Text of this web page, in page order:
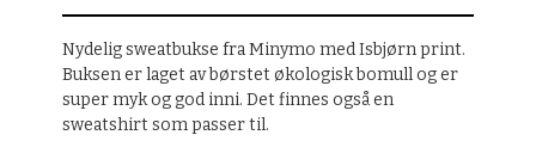
Nydelig sweatbukse fra Minymo med Isbjørn print.
Buksen er laget av børstet økologisk bomull og er
super myk og god inni. Det finnes også en
sweatshirt som passer til.